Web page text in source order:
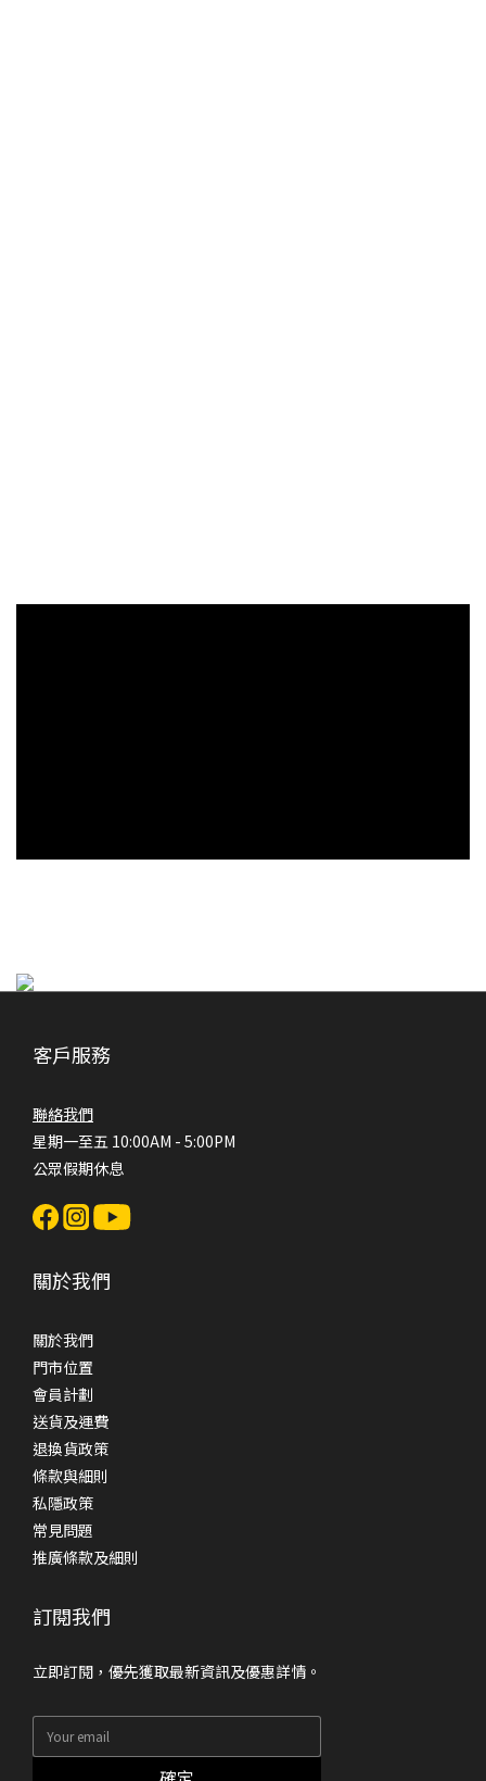
客戶服務
聯絡我們
星期一至五 10:00AM - 5:00PM
公眾假期休息
關於我們
關於我們
門市位置
會員計劃
送貨及運費
退換貨政策
條款與細則
私隱政策
常見問題
推廣條款及細則
訂閱我們
立即訂閱，優先獲取最新資訊及優惠詳情。